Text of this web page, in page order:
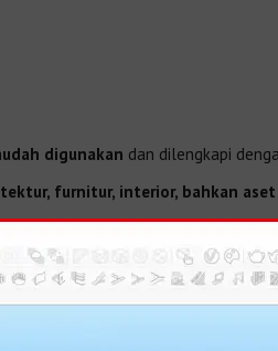
digunakan dan dilengkapi
furnitur, interior, bahkan